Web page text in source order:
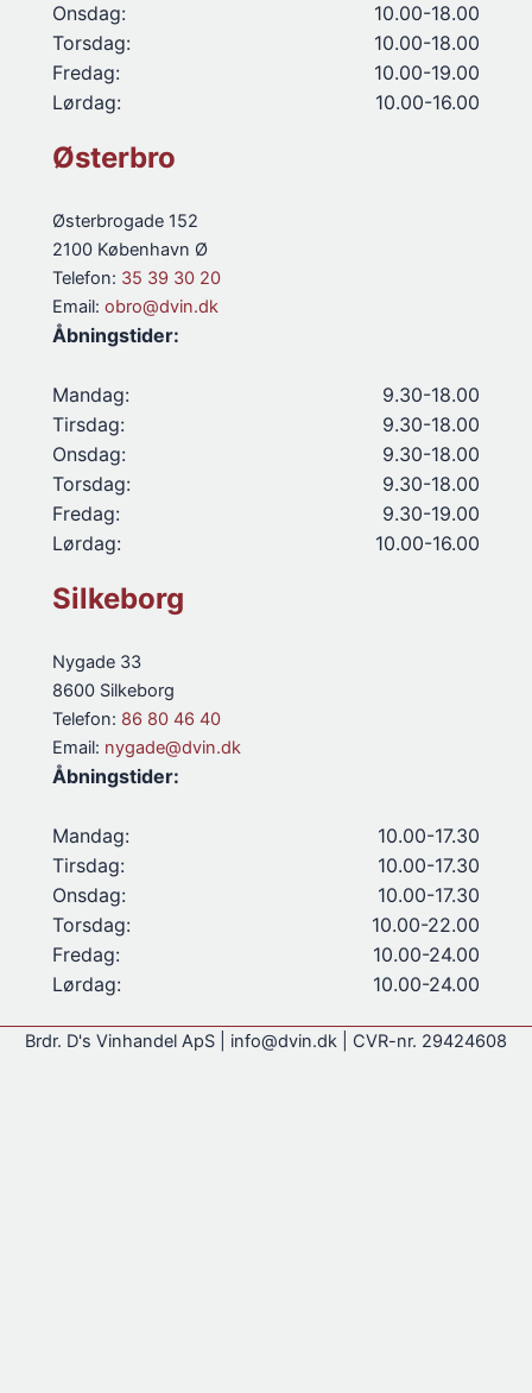
Onsdag:
10.00-18.00
Torsdag:
10.00-18.00
Fredag:
10.00-19.00
Lørdag:
10.00-16.00
Østerbro
Østerbrogade 152
2100 København Ø
Telefon: 35 39 30 20
Email: obro@dvin.dk
Åbningstider:
Mandag:
9.30-18.00
Tirsdag:
9.30-18.00
Onsdag:
9.30-18.00
Torsdag:
9.30-18.00
Fredag:
9.30-19.00
Lørdag:
10.00-16.00
Silkeborg
Nygade 33
8600 Silkeborg
Telefon: 86 80 46 40
Email: nygade@dvin.dk
Åbningstider:
Mandag:
10.00-17.30
Tirsdag:
10.00-17.30
Onsdag:
10.00-17.30
Torsdag:
10.00-22.00
Fredag:
10.00-24.00
Lørdag:
10.00-24.00
Brdr. D's Vinhandel ApS | info@dvin.dk | CVR-nr. 29424608